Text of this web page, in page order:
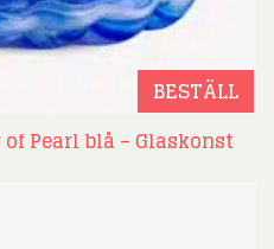
BESTÄLL
Pearl blå – Glaskonst